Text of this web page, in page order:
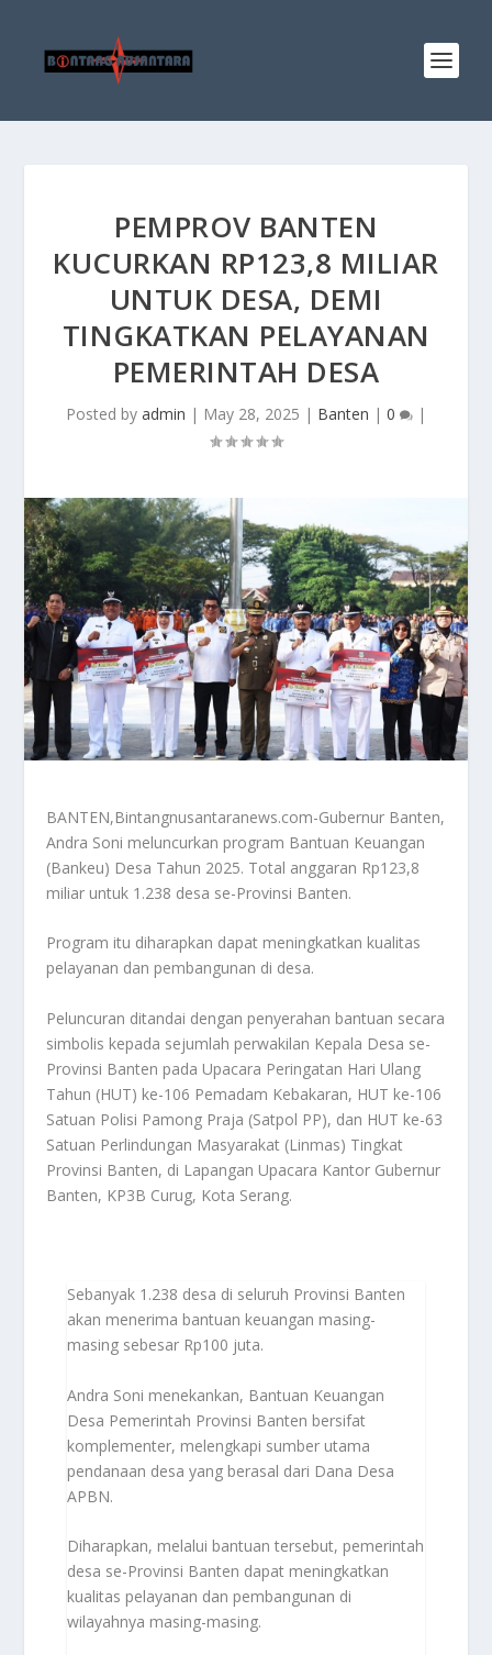
PEMPROV BANTEN
KUCURKAN RP123,8 MILIAR
UNTUK DESA, DEMI
TINGKATKAN PELAYANAN
PEMERINTAH DESA
Posted by admin | May 28, 2025 | Banten | 0 |
BANTEN,Bintangnusantaranews.com-Gubernur Banten,
Andra Soni meluncurkan program Bantuan Keuangan
(Bankeu) Desa Tahun 2025. Total anggaran Rp123,8
miliar untuk 1.238 desa se-Provinsi Banten.
Program itu diharapkan dapat meningkatkan kualitas
pelayanan dan pembangunan di desa.
Peluncuran ditandai dengan penyerahan bantuan secara
simbolis kepada sejumlah perwakilan Kepala Desa se-
Provinsi Banten pada Upacara Peringatan Hari Ulang
Tahun (HUT) ke-106 Pemadam Kebakaran, HUT ke-106
Satuan Polisi Pamong Praja (Satpol PP), dan HUT ke-63
Satuan Perlindungan Masyarakat (Linmas) Tingkat
Provinsi Banten, di Lapangan Upacara Kantor Gubernur
Banten, KP3B Curug, Kota Serang.
Sebanyak 1.238 desa di seluruh Provinsi Banten
akan menerima bantuan keuangan masing-
masing sebesar Rp100 juta.
Andra Soni menekankan, Bantuan Keuangan
Desa Pemerintah Provinsi Banten bersifat
komplementer, melengkapi sumber utama
pendanaan desa yang berasal dari Dana Desa
APBN.
Diharapkan, melalui bantuan tersebut, pemerintah
desa se-Provinsi Banten dapat meningkatkan
kualitas pelayanan dan pembangunan di
wilayahnya masing-masing.